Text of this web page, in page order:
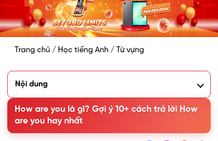
Trang chủ / Học tiếng Anh / Từ vựng
Nội dung
2. Cách dùng How are you trong tiếng Anh
3. Cách trả lời How are you trong từng trường hợp
4. Các cách nói thay thế cho How are you trong Tiếng Anh
5. Phân biệt How are you và How are you doing trong
How are you là gì? Gợi ý 10+ cách trả lời How
are you hay nhất